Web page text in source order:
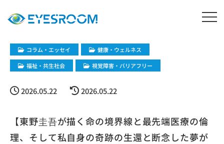
コラム・エッセイ
健康・ウェルネス
福祉・共生社会
視覚障害・バリアフリー
2026.05.22 2026.05.22
【東野圭吾が描く命の境界線と最先端医療の倫
理、そして私自身の奇跡の生還と断念した夢が